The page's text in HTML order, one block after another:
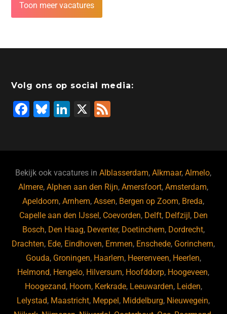
Toon meer vacatures
Volg ons op social media:
F
b
o
o
k
Bl
ky
Li
dI
n
X
Bekijk ook vacatures inAlblasserdam,Alkmaar,Almelo,
Almere,Alphen aan den Rijn,Amersfoort,Amsterdam,
Apeldoorn,Arnhem,Assen, Bergen op Zoom, Breda,
Capelle aan den IJssel , Coevorden, Delft, Delfzijl , Den
Bosch, Den Haag, Deventer, Doetinchem, Dordrecht,
Drachten, Ede, Eindhoven, Emmen, Enschede, Gorinchem,
Gouda, Groningen, Haarlem, Heerenveen, Heerlen,
Helmond, Hengelo, Hilversum, Hoofddorp, Hoogeveen,
Hoogezand, Hoorn, Kerkrade, Leeuwarden, Leiden,
Lelystad, Maastricht, Meppel , Middelburg, Nieuwegein,